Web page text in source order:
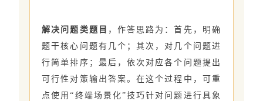
解决问题类题目 ，作答思路为：首先，明确
题干核心问题有几个；其次，对几个问题进
行简单排序；最后，依次对应各个问题提出
可行性对策输出答案。在这个过程中，可重
点使用“终端场景化”技巧针对问题进行具象